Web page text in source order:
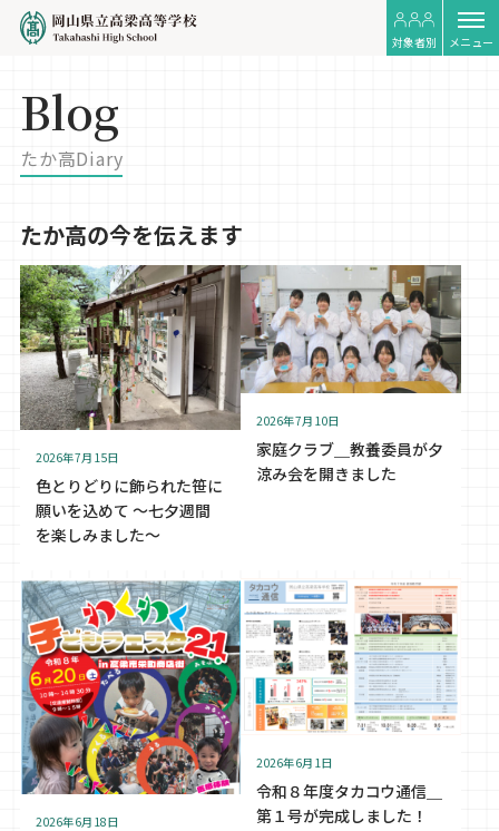
対象者別 メニュー
Blog
たか高Diary
たか高の今を伝えます
2026年7月15日
色とりどりに飾られた笹に
願いを込めて ～七夕週間
を楽しみました～
2026年7月10日
家庭クラブ＿教養委員が夕
涼み会を開きました
2026年6月18日
2026年6月1日
令和８年度タカコウ通信＿
第１号が完成しました！